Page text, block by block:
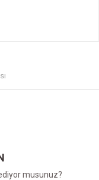
musunuz?